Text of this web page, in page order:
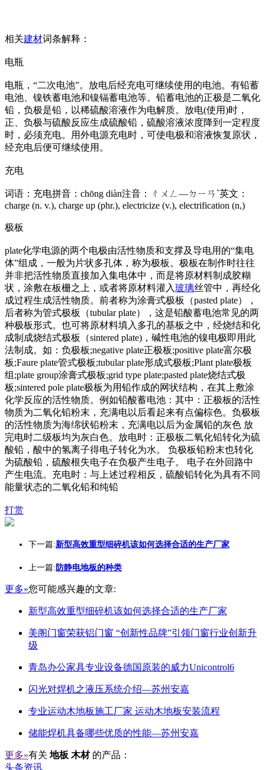
相关建材词条解释：
电瓶
电瓶，“二次电池”。放电后经充电可继续使用的电池。有铅蓄
电池、镍铁蓄电池和镍镉蓄电池等。铅蓄电池的正极是二氧化
铅，负极是铅，以稀硫酸溶液作为电解质。放电(使用)时，
正、负极与硫酸反应生成硫酸铅，硫酸溶液浓度降到一定程度
时，必须充电。用外电源充电时，可使电极和溶液恢复原状，
经充电后便可继续使用。
充电
词语：充电拼音：chōng diàn注音：ㄔㄨㄥ—ㄉㄧㄢˋ英文：
charge (n. v.), charge up (phr.), electricize (v.), electrification (n,)
极板
plate化学电源的两个电极由活性物质和支撑及导电用的“集电
体”组成，一般为片状多孔体，称为极板。极板在制作时往往
并非把活性物质直接加入集电体中，而是将原材料制成胶糊
状，涂敷在板栅之上，或者将原材料灌入玻璃丝管中，再经化
成过程生成活性物质。前者称为涂膏式极板（pasted plate），
后者称为管式极板（tubular plate），这是铅酸蓄电池常见的两
种极板形式。也可将原材料填入多孔的基板之中，经烧结和化
成制成烧结式极板（sintered plate)，碱性电池的镍电极即用此
法制成。如：负极板;negative plate正极板;positive plate富尔极
板;Faure plate管式极板;tubular plate形成式极板;Plant plate极板
组;plate group涂膏式极板;grid type plate;pasted plate烧结式极
板;sintered pole plate极板为用铅作成的网状结构，在其上敷涂
化学反应的活性物质。例如铅酸蓄电池：其中：正极板的活性
物质为二氧化铅粉末，充满电以后看起来有点偏棕色。负极板
的活性物质为海绵状铅粉末，充满电以后为金属铅的灰色 放
完电时二级板均为灰白色。放电时：正极板二氧化铅转化为硫
酸铅，酸中的氢离子得电子转化为水。 负极板铅粉末也转化
为硫酸铅，硫酸根失电子在负极产生电子。 电子在外回路中
产生电流。充电时：与上述过程相反，硫酸铅转化为具有不同
能量状态的二氧化铅和纯铅
打赏
下一篇:新型高效重型细碎机该如何选择合适的生产厂家
上一篇: 防静电地板的种类
更多»您可能感兴趣的文章:
新型高效重型细碎机该如何选择合适的生产厂家
美阁门窗荣获铝门窗 “创新性品牌”引领门窗行业创新升
级
青岛办公家具专业设备德国原装的威力Unicontrol6
闪光对焊机之液压系统介绍—苏州安嘉
专业运动木地板施工厂家 运动木地板安装流程
储能焊机具备哪些优质的性能—苏州安嘉
更多»有关 地板 木材 的产品：
头条资讯